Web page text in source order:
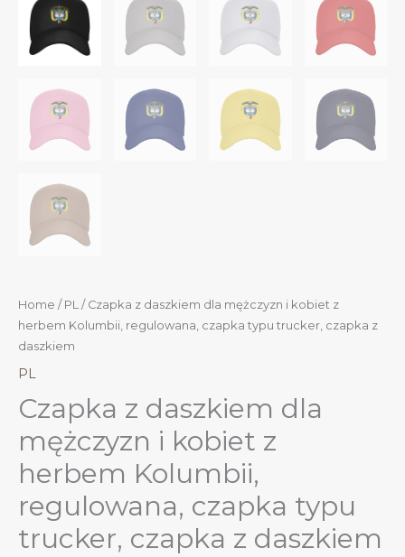
Home / PL / Czapka z daszkiem dla mężczyzn i kobiet z
herbem Kolumbii, regulowana, czapka typu trucker, czapka z
daszkiem
PL
Czapka z daszkiem dla
mężczyzn i kobiet z
herbem Kolumbii,
regulowana, czapka typu
trucker, czapka z daszkiem